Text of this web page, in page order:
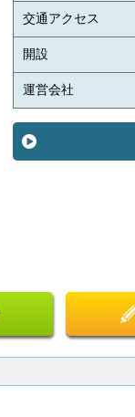
交通アクセス
開設
運営会社